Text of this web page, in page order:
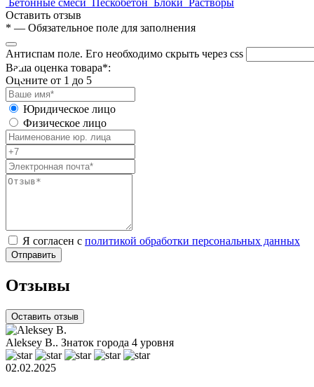
Оставить отзыв
* — Обязательное поле для заполнения
Антиспам поле. Его необходимо скрыть через css
Ваша оценка товара*:
Оцените от 1 до 5
Юридическое лицо
Физическое лицо
Я согласен с политикой обработки персональных данных
Отзывы
Оставить отзыв
Aleksey B.. Знаток города 4 уровня
02.02.2025